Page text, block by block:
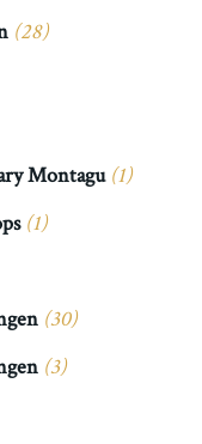
(28)
Montagu(1)
(1)
(30)
(3)